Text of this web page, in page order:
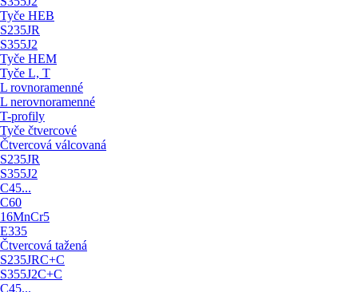
Tyče HEB
S235JR
S355J2
Tyče HEM
Tyče L, T
L rovnoramenné
L nerovnoramenné
T-profily
Tyče čtvercové
Čtvercová válcovaná
S235JR
S355J2
C45...
C60
16MnCr5
E335
Čtvercová tažená
S235JRC+C
S355J2C+C
C45...